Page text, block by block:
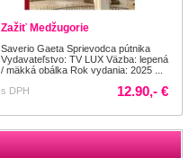
Zažiť Medžugorie
Saverio Gaeta Sprievodca pútnika
Vydavateľstvo: TV LUX Väzba: lepená
/ mäkká obálka Rok vydania: 2025 ...
s DPH
12.90,- €